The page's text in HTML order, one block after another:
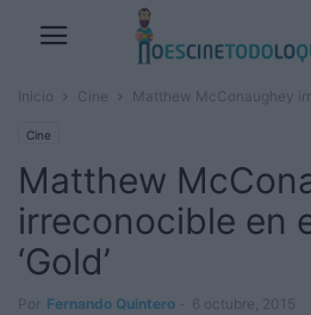
Inicio Cine Matthew McConaughey
Cine
Matthew
irreconocible en
‘Gold’
Por Fernando Quintero 6 octubre, 2015